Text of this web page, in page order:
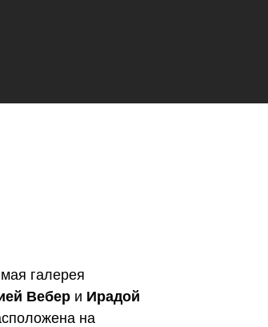
галерея
Вебер и Ирадой
на